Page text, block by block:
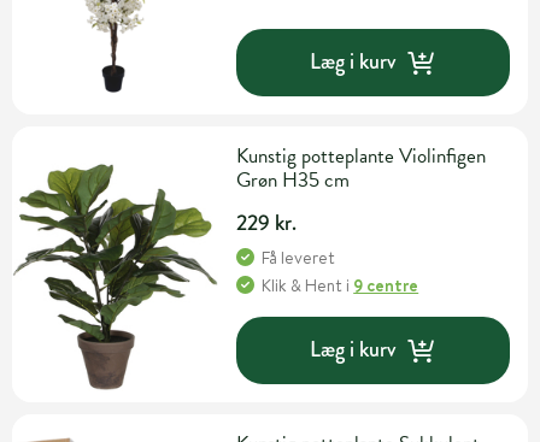
Læg i kurv
Kunstig potteplante Violinfigen
Grøn H35 cm
229 kr.
Få leveret
Klik & Hent i 9 centre
Læg i kurv